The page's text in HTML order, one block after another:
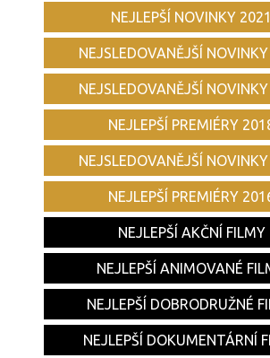
NEJLEPŠÍ NOVINKY 2021
NEJSLEDOVANĚJŠÍ
NEJSLEDOVANĚJŠÍ
NEJLEPŠÍ PREMIÉRY
NEJSLEDOVANĚJŠÍ
NEJLEPŠÍ PREMIÉRY
NEJLEPŠÍ AKČNÍ FILMY
NEJLEPŠÍ ANIMOVANÉ
NEJLEPŠÍ DOBRODRUŽNÉ
NEJLEPŠÍ DOKUMENTÁRNÍ